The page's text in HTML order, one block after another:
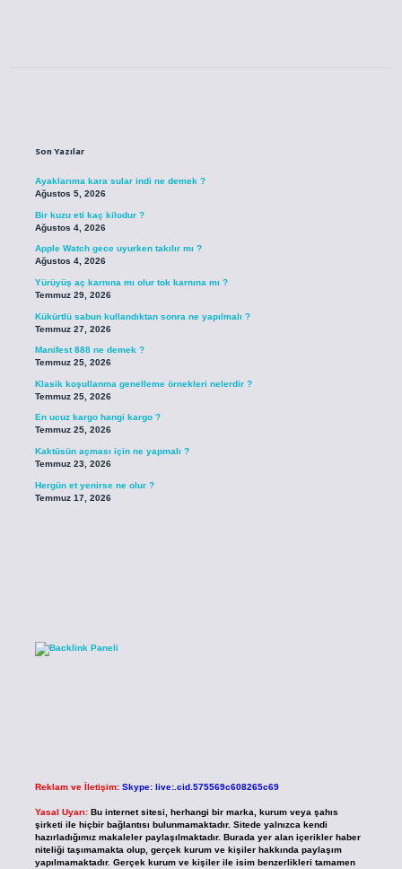
Son Yazılar
Ayaklarıma kara sular indi ne demek ?
Ağustos 5, 2026
Bir kuzu eti kaç kilodur ?
Ağustos 4, 2026
Apple Watch gece uyurken takılır mı ?
Ağustos 4, 2026
Yürüyüş aç karnına mı olur tok karnına mı ?
Temmuz 29, 2026
Kükürtlü sabun kullandıktan sonra ne yapılmalı ?
Temmuz 27, 2026
Manifest 888 ne demek ?
Temmuz 25, 2026
Klasik koşullanma genelleme örnekleri nelerdir ?
Temmuz 25, 2026
En ucuz kargo hangi kargo ?
Temmuz 25, 2026
Kaktüsün açması için ne yapmalı ?
Temmuz 23, 2026
Hergün et yenirse ne olur ?
Temmuz 17, 2026
Reklam ve İletişim: Skype: live:.cid.575569c608265c69
Yasal Uyarı: Bu internet sitesi, herhangi bir marka, kurum veya şahıs
şirketi ile hiçbir bağlantısı bulunmamaktadır. Sitede yalnızca kendi
hazırladığımız makaleler paylaşılmaktadır. Burada yer alan içerikler haber
niteliği taşımamakta olup, gerçek kurum ve kişiler hakkında paylaşım
yapılmamaktadır. Gerçek kurum ve kişiler ile isim benzerlikleri tamamen